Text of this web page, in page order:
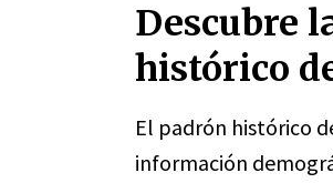
Descubre
histórico
El padrón histórico
información